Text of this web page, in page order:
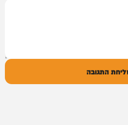
התגובה